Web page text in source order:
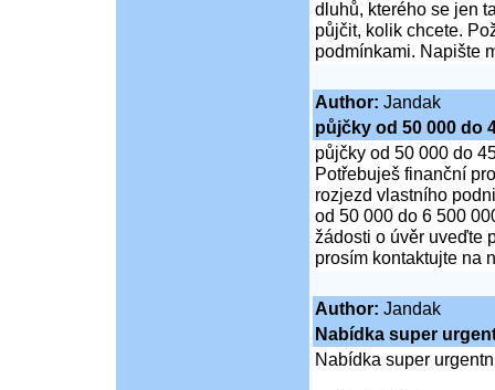
dluhů, kterého se jen
půjčit, kolik chcete.
podmínkami. Napište
Author: Jandak
půjčky od 50 000 do
půjčky od 50 000 do
Potřebuješ finanční
rozjezd vlastního
od 50 000 do 6 500
žádosti o úvěr uveďte
prosím kontaktujte na
Author: Jandak
Nabídka super
Nabídka super